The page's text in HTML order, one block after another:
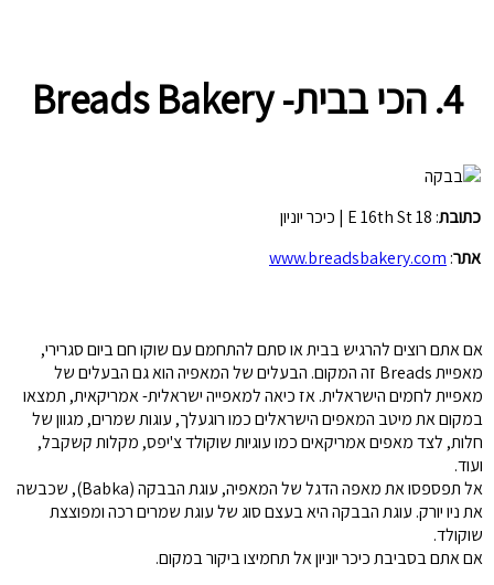
4. הכי בבית- Breads Bakery
כתובת: 18 E 16th St | כיכר יוניון
אתר:
www.breadsbakery.com
אם אתם רוצים להרגיש בבית או סתם להתחמם עם שוקו חם ביום סגרירי,
מאפיית Breads זה המקום. הבעלים של המאפיה הוא גם הבעלים של
מאפיית לחמים הישראלית. אז כיאה למאפייה ישראלית- אמריקאית, תמצאו
במקום את מיטב המאפים הישראלים כמו רוגעלך, עוגות שמרים, מגוון של
חלות, לצד מאפים אמריקאים כמו עוגיות שוקולד צ'יפס, מקלות קשקבל,
ועוד.
אל תפספסו את מאפה הדגל של המאפיה, עוגת הבבקה (Babka), שכבשה
את ניו יורק. עוגת הבבקה היא בעצם סוג של עוגת שמרים רכה ומפוצצת
שוקולד.
אם אתם בסביבת כיכר יוניון אל תחמיצו ביקור במקום.